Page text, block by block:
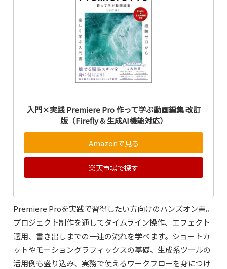
入門×実践 Premiere Pro 作って学ぶ動画編集 改訂
版（Firefly & 生成AI機能対応）
Amazonで見る
楽天市場で探す
Premiere Proを実践で習得したい方向けのハンズオン書。
プロジェクト制作を通してタイムライン操作、エフェクト
適用、書き出しまでの一連の流れを学べます。ショートカ
ットやモーショングラフィックスの基礎、生成系ツールの
活用例も盛り込み、実務で使えるワークフローを身につけ